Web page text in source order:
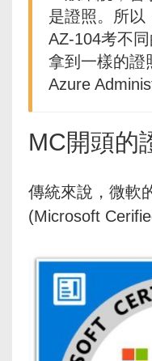
是證照。所以
AZ-104考不
拿到一樣的證
Azure
MC開頭的
傳統來說，微軟
(Microsoft